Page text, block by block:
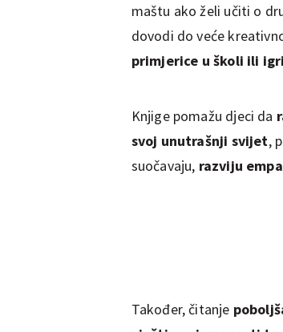
maštu ako želi učiti o
dovodi do veće
primjerice u školi ili
Knjige pomažu djeci da
svoj unutrašnji svijet,
suočavaju, razviju
Također, čitanje